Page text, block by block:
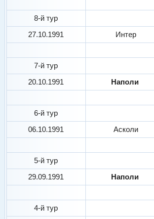
8-й тур
27.10.1991
Интер
7-й тур
20.10.1991
Наполи
6-й тур
06.10.1991
Асколи
5-й тур
29.09.1991
Наполи
4-й тур